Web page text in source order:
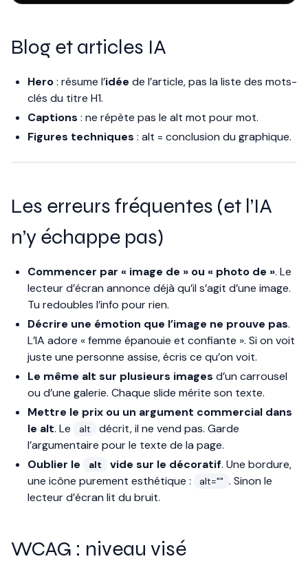
Blog et articles IA
Hero: résume l’idée de l’article, pas la liste des mots-
clés du titre H1.
Captions : ne répète pas le alt mot pour mot.
Figures techniques : alt = conclusion du graphique.
Les erreurs fréquentes (et l’IA
n’y échappe pas)
Commencer par « image de » ou « photo de ». Le
lecteur d’écran annonce déjà qu’il s’agit d’une image.
Tu redoubles l’info pour rien.
Décrire une émotion que l’image ne prouve pas.
L’IA adore « femme épanouie et confiante ». Si on voit
juste une personne assise, écris ce qu’on voit.
Le même alt sur plusieurs images d’un carrousel
ou d’une galerie. Chaque slide mérite son texte.
Mettre le prix ou un argument commercial dans
le alt. Le alt
décrit, il ne vend pas. Garde
l’argumentaire pour le texte de la page.
Oublier le
alt vide sur le décoratif. Une bordure,
une icône purement esthétique :
alt="" . Sinon le
lecteur d’écran lit du bruit.
WCAG : niveau visé